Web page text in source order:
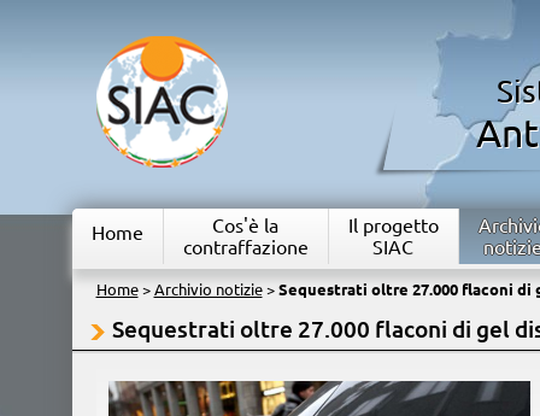
Home
Cos'è la
contraffazione
Il progetto
SIAC
Home> Archivio notizie> Sequestrati oltre 27.000 flaconi
Sequestrati oltre 27.000 flaconi di gel